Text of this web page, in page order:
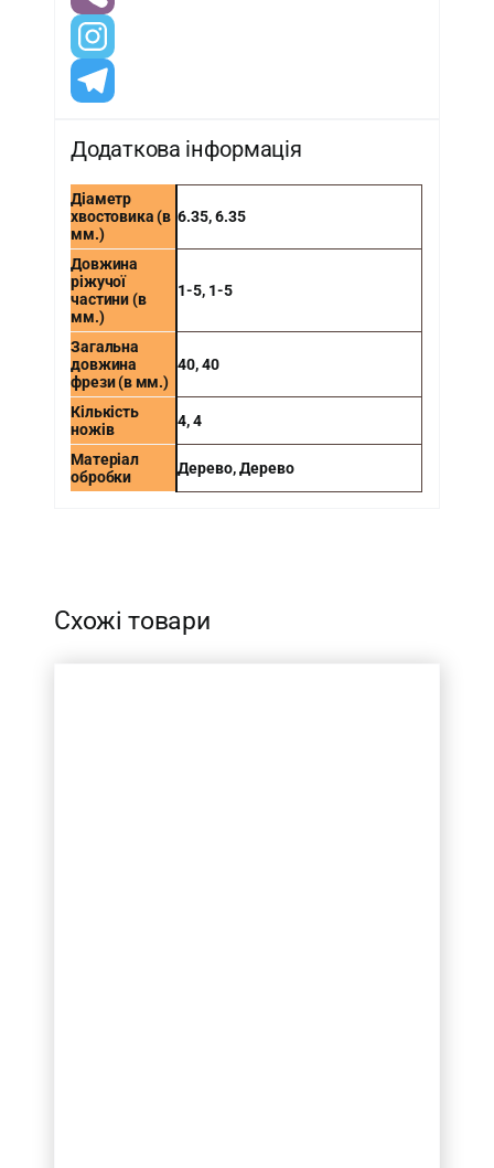
Додаткова інформація
Діаметр
хвостовика (в
мм.)
6.35,6.35
Довжина
ріжучої
частини (в
мм.)
1-5, 1-5
Загальна
довжина
фрези (в мм.)
40,40
Кількість
ножів
4,4
Матеріал
обробки
Дерево,Дерево
Схожі товари